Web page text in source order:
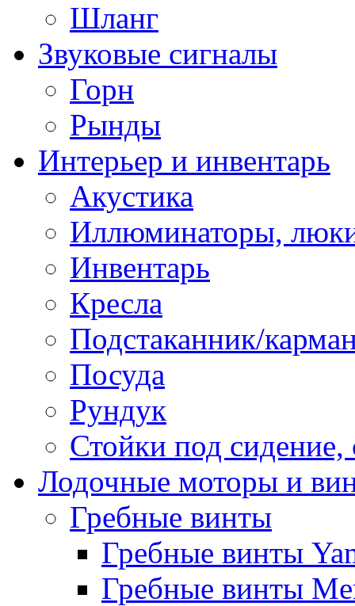
Шланг
Звуковые сигналы
Горн
Рынды
Интерьер и инвентарь
Акустика
Иллюминаторы,
Инвентарь
Кресла
Подстаканник/
Посуда
Рундук
Стойки под
Лодочные моторы и
Гребные винты
Гребные винты
Гребные винты